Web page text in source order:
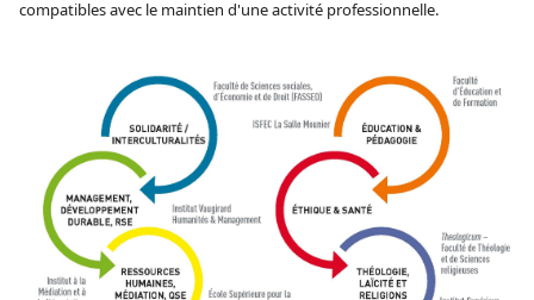
compatibles avec le maintien d'une activité professionnelle.